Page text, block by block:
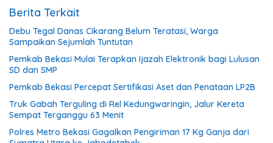
Berita Terkait
Debu Tegal Danas Cikarang Belum Teratasi, Warga
Sampaikan Sejumlah Tuntutan
Pemkab Bekasi Mulai Terapkan Ijazah Elektronik bagi Lulusan
SD dan SMP
Pemkab Bekasi Percepat Sertifikasi Aset dan Penataan LP2B
Truk Gabah Terguling di Rel Kedungwaringin, Jalur Kereta
Sempat Terganggu 63 Menit
Polres Metro Bekasi Gagalkan Pengiriman 17 Kg Ganja dari